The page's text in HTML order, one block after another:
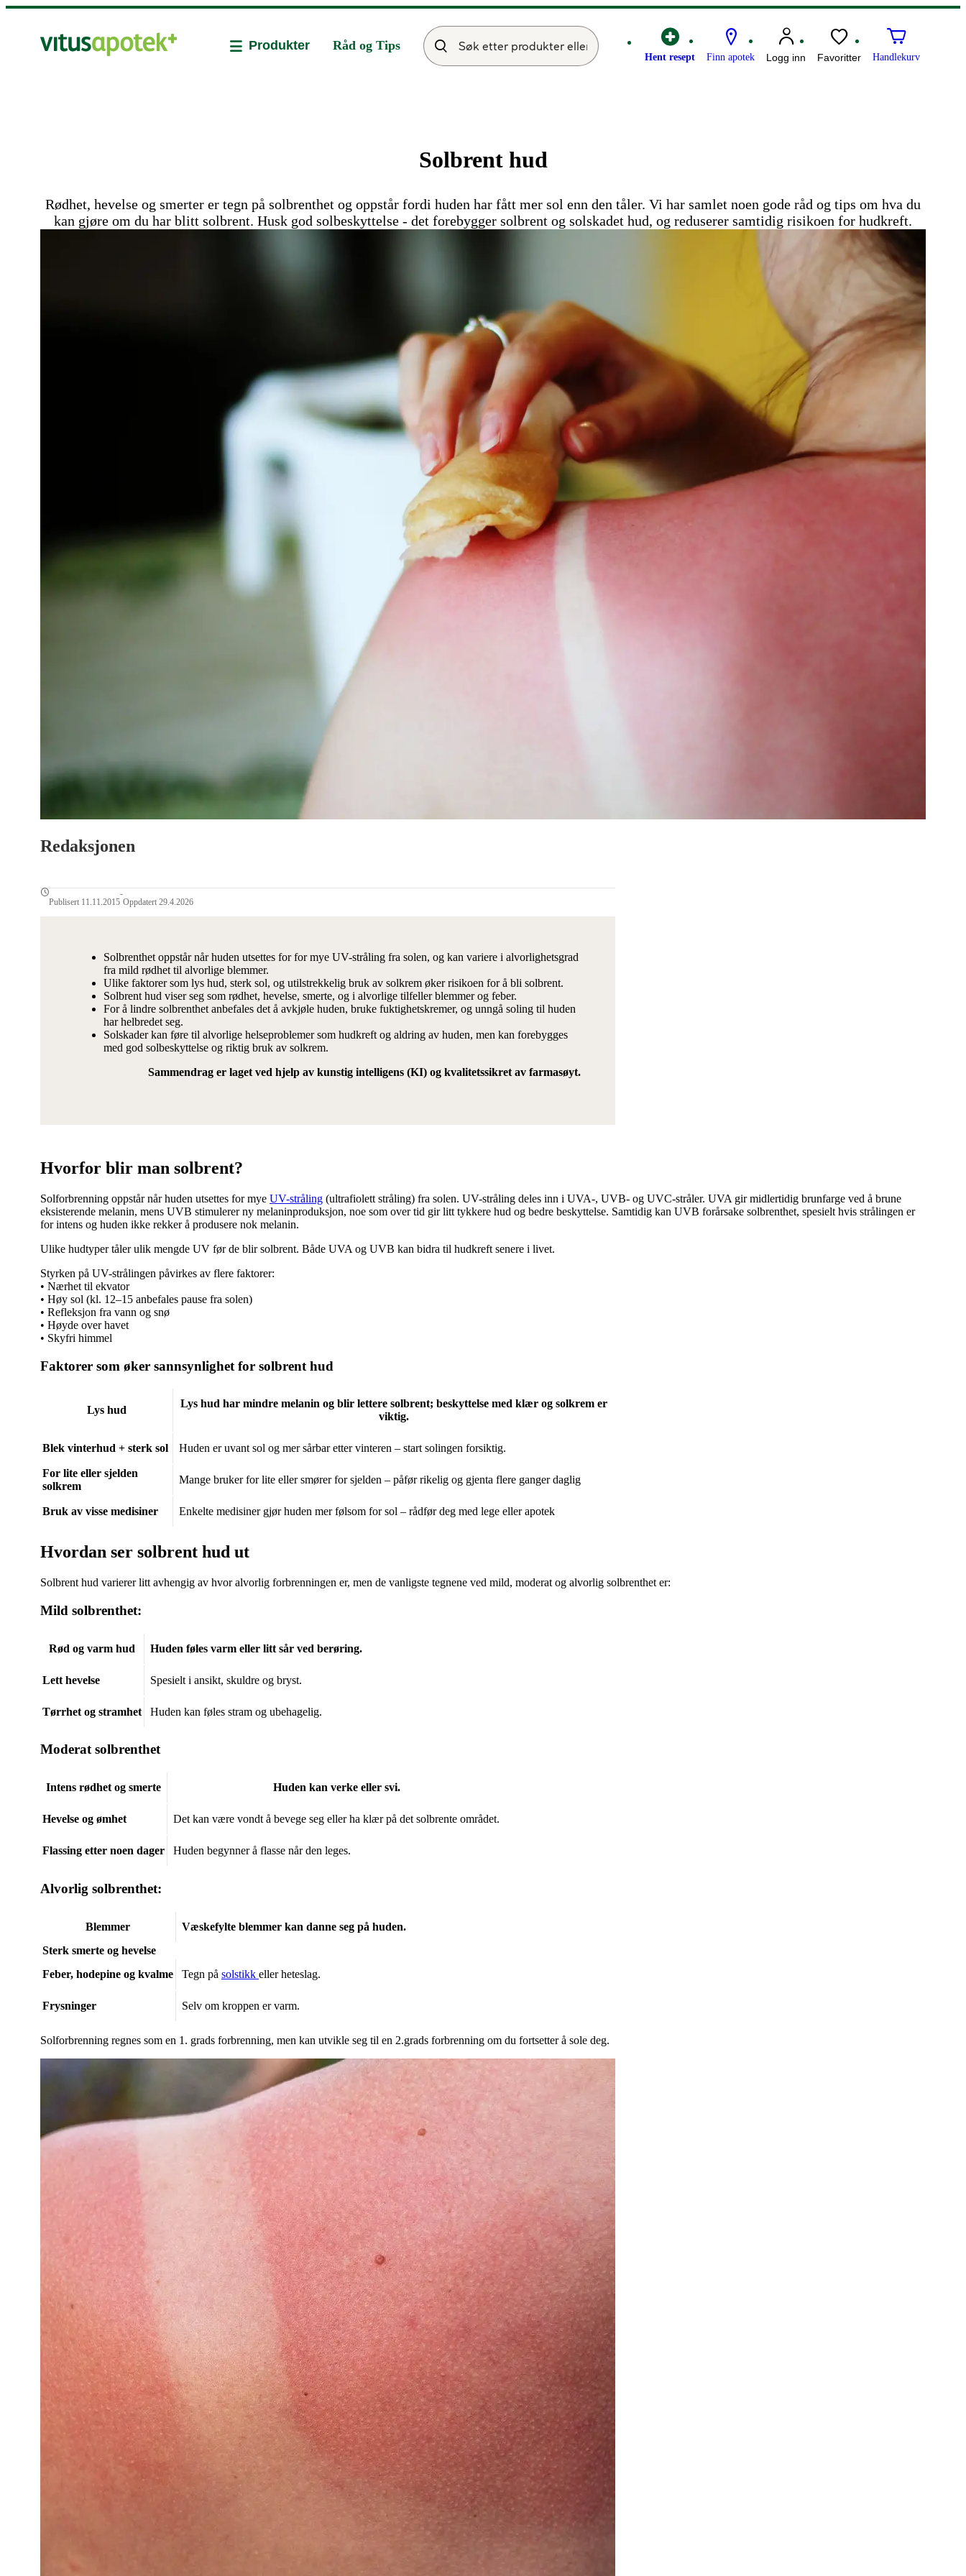
Hent resept Finn apotek Logg inn Favoritter Handlekurv
Produkter Råd og Tips
Solbrent hud
Rødhet, hevelse og smerter er tegn på solbrenthet og oppstår fordi huden har fått mer sol enn den tåler. Vi har samlet noen gode råd og tips om hva du
kan gjøre om du har blitt solbrent. Husk god solbeskyttelse - det forebygger solbrent og solskadet hud, og reduserer samtidig risikoen for hudkreft.
Redaksjonen
Publisert 11.11.2015
-
Oppdatert 29.4.2026
Solbrenthet oppstår når huden utsettes for for mye UV-stråling fra solen, og kan variere i alvorlighetsgrad
fra mild rødhet til alvorlige blemmer.
Ulike faktorer som lys hud, sterk sol, og utilstrekkelig bruk av solkrem øker risikoen for å bli solbrent.
Solbrent hud viser seg som rødhet, hevelse, smerte, og i alvorlige tilfeller blemmer og feber.
For å lindre solbrenthet anbefales det å avkjøle huden, bruke fuktighetskremer, og unngå soling til huden
har helbredet seg.
Solskader kan føre til alvorlige helseproblemer som hudkreft og aldring av huden, men kan forebygges
med god solbeskyttelse og riktig bruk av solkrem.
Sammendrag er laget ved hjelp av kunstig intelligens (KI) og kvalitetssikret av farmasøyt.
Hvorfor blir man solbrent?
Solforbrenning oppstår når huden utsettes for mye UV-stråling (ultrafiolett stråling) fra solen. UV-stråling deles inn i UVA-, UVB- og UVC-stråler. UVA gir midlertidig brunfarge ved å brune
eksisterende melanin, mens UVB stimulerer ny melaninproduksjon, noe som over tid gir litt tykkere hud og bedre beskyttelse. Samtidig kan UVB forårsake solbrenthet, spesielt hvis strålingen er
for intens og huden ikke rekker å produsere nok melanin.
Ulike hudtyper tåler ulik mengde UV før de blir solbrent. Både UVA og UVB kan bidra til hudkreft senere i livet.
Styrken på UV-strålingen påvirkes av flere faktorer:
• Nærhet til ekvator
• Høy sol (kl. 12–15 anbefales pause fra solen)
• Refleksjon fra vann og snø
• Høyde over havet
• Skyfri himmel
Faktorer som øker sannsynlighet for solbrent hud
Lys hud
Lys hud har mindre melanin og blir lettere solbrent; beskyttelse med klær og solkrem er
viktig.
Blek vinterhud + sterk sol Huden er uvant sol og mer sårbar etter vinteren – start solingen forsiktig.
For lite eller sjelden
solkrem
Mange bruker for lite eller smører for sjelden – påfør rikelig og gjenta flere ganger daglig
Bruk av visse medisiner Enkelte medisiner gjør huden mer følsom for sol – rådfør deg med lege eller apotek
Hvordan ser solbrent hud ut
Solbrent hud varierer litt avhengig av hvor alvorlig forbrenningen er, men de vanligste tegnene ved mild, moderat og alvorlig solbrenthet er:
Mild solbrenthet:
Rød og varm hud Huden føles varm eller litt sår ved berøring.
Lett hevelse Spesielt i ansikt, skuldre og bryst.
Tørrhet og stramhet Huden kan føles stram og ubehagelig.
Moderat solbrenthet
Intens rødhet og smerte Huden kan verke eller svi.
Hevelse og ømhet Det kan være vondt å bevege seg eller ha klær på det solbrente området.
Flassing etter noen dager Huden begynner å flasse når den leges.
Alvorlig solbrenthet:
Blemmer
Væskefylte blemmer kan danne seg på huden.
Sterk smerte og hevelse
Feber, hodepine og kvalme
Tegn på solstikk eller heteslag.
Frysninger Selv om kroppen er varm.
Solforbrenning regnes som en 1. grads forbrenning, men kan utvikle seg til en 2.grads forbrenning om du fortsetter å sole deg.